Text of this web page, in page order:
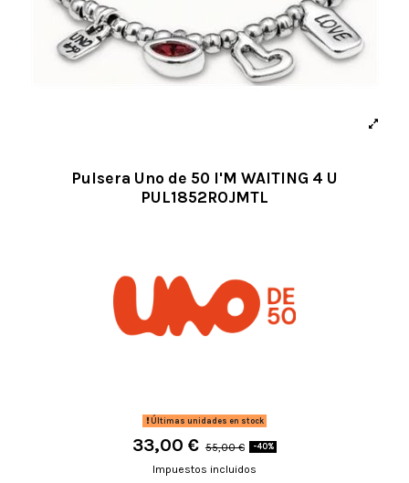
Pulsera Uno de 50 I'M WAITING 4 U
PUL1852ROJMTL
Últimas unidades en stock
33,00 € 55,00 € -40%
Impuestos incluidos